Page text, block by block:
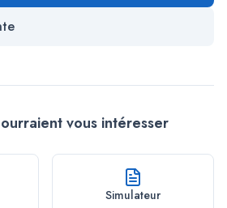
vous intéresser
Simulateur